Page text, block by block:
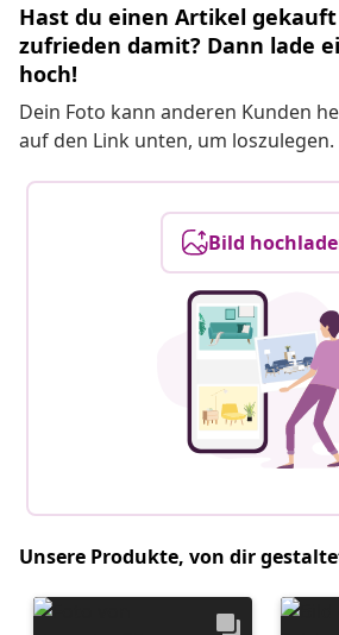
Hast du einen Artikel
zufrieden damit? Dann lade
hoch!
Dein Foto kann anderen Kunden
auf den Link unten, um loszulegen.
Bild
Unsere Produkte, von dir